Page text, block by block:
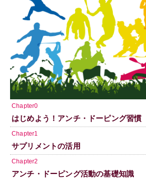
Chapter0
はじめよう！アンチ・ドーピング習慣
Chapter1
サプリメントの活用
Chapter2
アンチ・ドーピング活動の基礎知識